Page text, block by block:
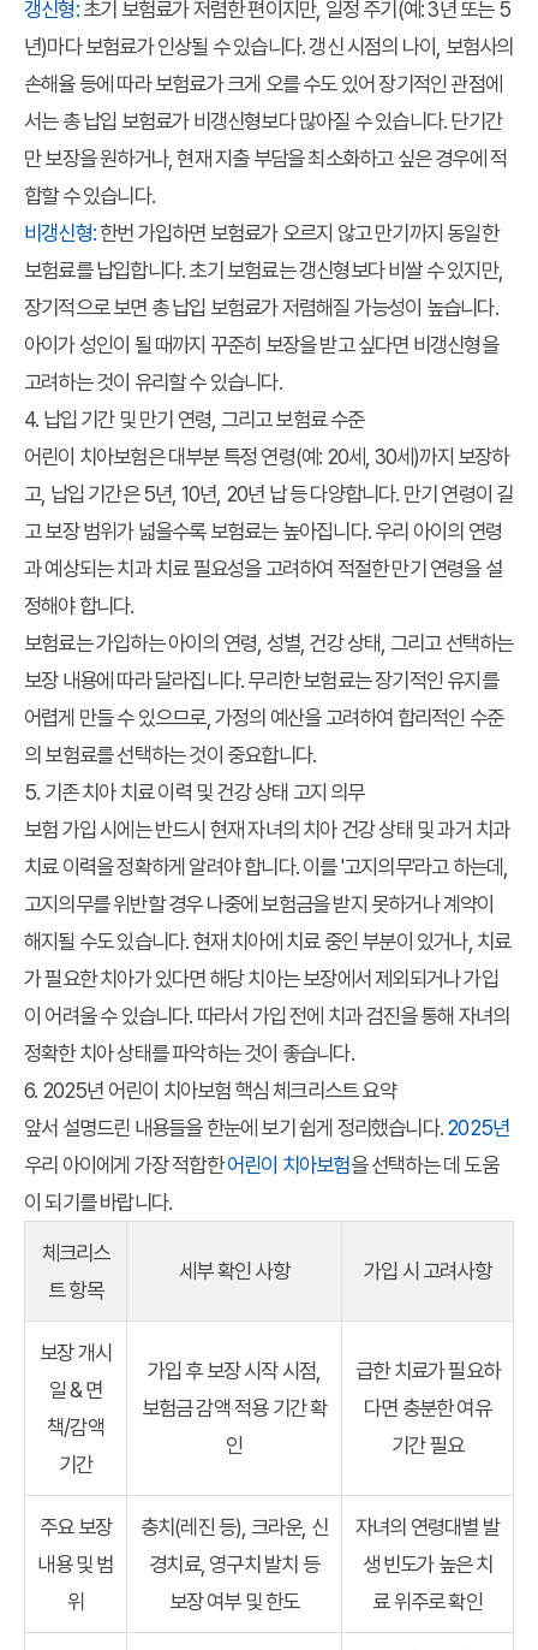
갱신형:초기 보험료가 저렴한 편이지만, 일정 주기(예: 3년 또는 5
년)마다 보험료가 인상될 수 있습니다. 갱신 시점의 나이, 보험사의
손해율 등에 따라 보험료가 크게 오를 수도 있어 장기적인 관점에
서는 총 납입 보험료가 비갱신형보다 많아질 수 있습니다. 단기간
만 보장을 원하거나, 현재 지출 부담을 최소화하고 싶은 경우에 적
합할 수 있습니다.
비갱신형:한번 가입하면 보험료가 오르지 않고 만기까지 동일한
보험료를 납입합니다. 초기 보험료는 갱신형보다 비쌀 수 있지만,
장기적으로 보면 총 납입 보험료가 저렴해질 가능성이 높습니다.
아이가 성인이 될 때까지 꾸준히 보장을 받고 싶다면 비갱신형을
고려하는 것이 유리할 수 있습니다.
4. 납입 기간 및 만기 연령, 그리고 보험료 수준
어린이 치아보험은 대부분 특정 연령(예: 20세, 30세)까지 보장하
고, 납입 기간은 5년, 10년, 20년 납 등 다양합니다. 만기 연령이 길
고 보장 범위가 넓을수록 보험료는 높아집니다. 우리 아이의 연령
과 예상되는 치과 치료 필요성을 고려하여 적절한 만기 연령을 설
정해야 합니다.
보험료는 가입하는 아이의 연령, 성별, 건강 상태, 그리고 선택하는
보장 내용에 따라 달라집니다. 무리한 보험료는 장기적인 유지를
어렵게 만들 수 있으므로, 가정의 예산을 고려하여 합리적인 수준
의 보험료를 선택하는 것이 중요합니다.
5. 기존 치아 치료 이력 및 건강 상태 고지 의무
보험 가입 시에는 반드시 현재 자녀의 치아 건강 상태 및 과거 치과
치료 이력을 정확하게 알려야 합니다. 이를 '고지의무'라고 하는데,
고지의무를 위반할 경우 나중에 보험금을 받지 못하거나 계약이
해지될 수도 있습니다. 현재 치아에 치료 중인 부분이 있거나, 치료
가 필요한 치아가 있다면 해당 치아는 보장에서 제외되거나 가입
이 어려울 수 있습니다. 따라서 가입 전에 치과 검진을 통해 자녀의
정확한 치아 상태를 파악하는 것이 좋습니다.
6. 2025년 어린이 치아보험 핵심 체크리스트 요약
앞서 설명드린 내용들을 한눈에 보기 쉽게 정리했습니다.2025년
우리 아이에게 가장 적합한어린이 치아보험을 선택하는 데 도움
이 되기를 바랍니다.
체크리스
트 항목
세부 확인 사항 가입 시 고려사항
보장 개시
일 & 면
책/감액
기간
가입 후 보장 시작 시점,
보험금 감액 적용 기간 확
인
급한 치료가 필요하
다면 충분한 여유
기간 필요
주요 보장
내용 및 범
위
충치(레진 등), 크라운, 신
경치료, 영구치 발치 등
보장 여부 및 한도
자녀의 연령대별 발
생 빈도가 높은 치
료 위주로 확인